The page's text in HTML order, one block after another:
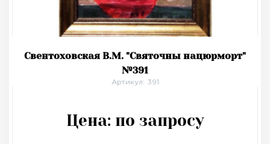
Свентоховская В.М. "Святочны нацюрморт"
№391
Артикул: 391
Цена: по запросу